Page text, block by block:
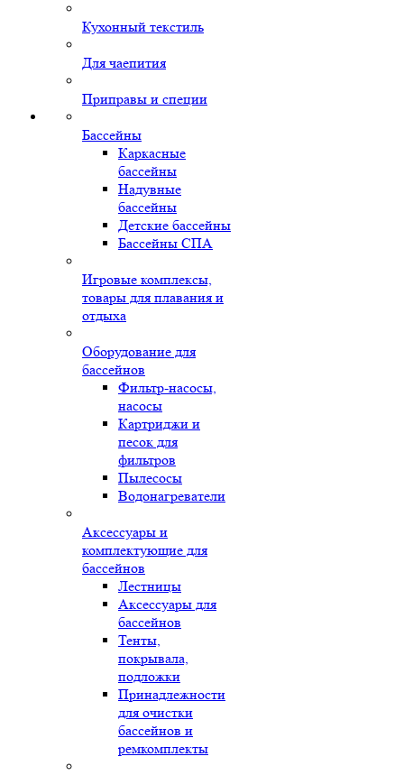
Кухонный текстиль
Для чаепития
Приправы и специи
Бассейны
Каркасные
бассейны
Надувные
бассейны
Детские бассейны
Бассейны СПА
Игровые комплексы,
товары для плавания и
отдыха
Оборудование для
бассейнов
Фильтр-насосы,
насосы
Картриджи и
песок для
фильтров
Пылесосы
Водонагреватели
Аксессуары и
комплектующие для
бассейнов
Лестницы
Аксессуары для
бассейнов
Тенты,
покрывала,
подложки
Принадлежности
для очистки
бассейнов и
ремкомплекты